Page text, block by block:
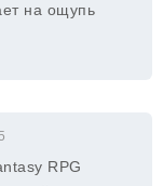
на ощупь
RPG